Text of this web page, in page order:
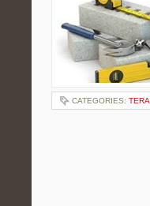
CATEGORIES: